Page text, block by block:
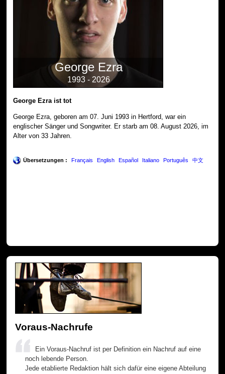
George Ezra
1993 - 2026
George Ezra ist tot
George Ezra, geboren am 07. Juni 1993 in Hertford, war ein
englischer Sänger und Songwriter. Er starb am 08. August 2026, im
Alter von 33 Jahren.
Übersetzungen : Français English Español Italiano Português 中文
Voraus-Nachrufe
Ein Voraus-Nachruf ist per Definition ein Nachruf auf eine
noch lebende Person.
Jede etablierte Redaktion hält sich dafür eine eigene Abteilung